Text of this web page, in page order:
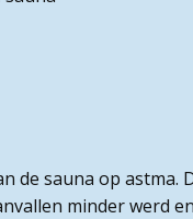
de sauna op astma.
minder werd